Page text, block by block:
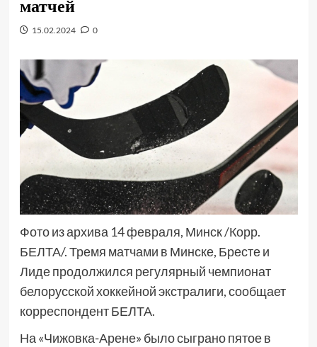
матчей
15.02.2024 0
Фото из архива 14 февраля, Минск /Корр.
БЕЛТА/. Тремя матчами в Минске, Бресте и
Лиде продолжился регулярный чемпионат
белорусской хоккейной экстралиги, сообщает
корреспондент БЕЛТА.
На «Чижовка-Арене» было сыграно пятое в